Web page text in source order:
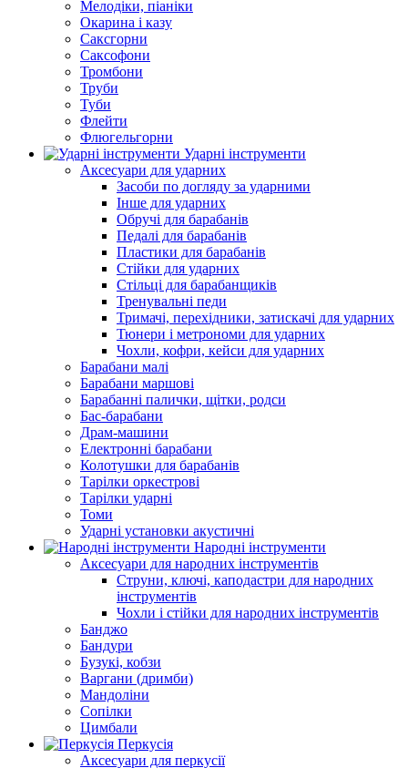
Мелодіки, піаніки
Окарина і казу
Саксгорни
Саксофони
Тромбони
Труби
Туби
Флейти
Флюгельгорни
Ударні інструменти
Аксесуари для ударних
Засоби по догляду за ударними
Інше для ударних
Обручі для барабанів
Педалі для барабанів
Пластики для барабанів
Стійки для ударних
Стільці для барабанщиків
Тренувальні педи
Тримачі, перехідники, затискачі для ударних
Тюнери і метрономи для ударних
Чохли, кофри, кейси для ударних
Барабани малі
Барабани маршові
Барабанні палички, щітки, родси
Бас-барабани
Драм-машини
Електронні барабани
Колотушки для барабанів
Тарілки оркестрові
Тарілки ударні
Томи
Ударні установки акустичні
Народні інструменти
Аксесуари для народних інструментів
Струни, ключі, каподастри для народних
інструментів
Чохли і стійки для народних інструментів
Банджо
Бандури
Бузукі, кобзи
Варгани (дримби)
Мандоліни
Сопілки
Цимбали
Перкусія
Аксесуари для перкусії